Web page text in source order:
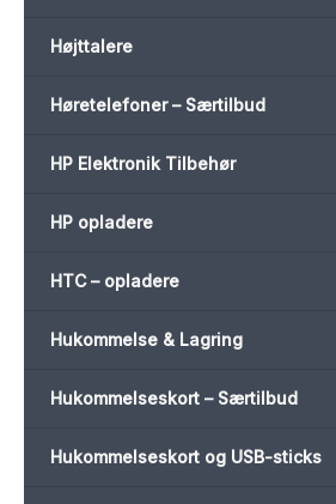
Højttalere
Høretelefoner – Særtilbud
HP Elektronik Tilbehør
HP opladere
HTC – opladere
Hukommelse & Lagring
Hukommelseskort – Særtilbud
Hukommelseskort og USB-sticks